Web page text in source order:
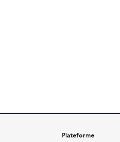
Plateforme